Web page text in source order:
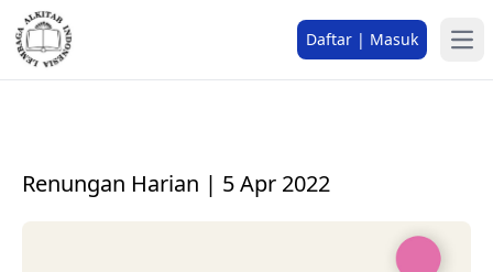
Daftar | Masuk
Renungan Harian | 5 Apr 2022